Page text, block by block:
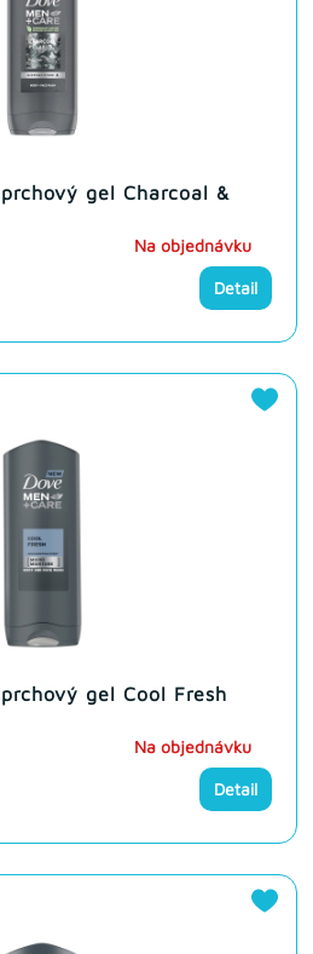
gel Charcoal &
Na objednávku
Detail
gel Cool Fresh
Na objednávku
Detail